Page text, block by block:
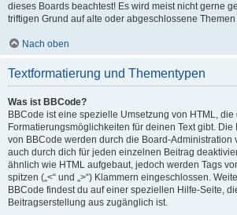
dieses Boards beachtest! Es wird meist nicht gerne
triftigen Grund auf alte oder abgeschlossene
Nach oben
Textformatierung und Thementypen
Was ist BBCode?
BBCode ist eine spezielle Umsetzung von HTML,
Formatierungsmöglichkeiten für deinen Text gibt. Die
von BBCode werden durch die Board-Administration
auch durch dich für jeden einzelnen Beitrag
ähnlich wie HTML aufgebaut, jedoch werden Tags
spitzen („<“ und „>“) Klammern eingeschlossen.
BBCode findest du auf einer speziellen Hilfe-Seite,
Beitragserstellung aus zugänglich ist.